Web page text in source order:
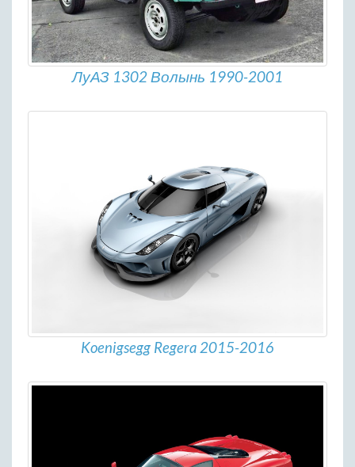
ЛуАЗ 1302 Волынь 1990-2001
Koenigsegg Regera 2015-2016